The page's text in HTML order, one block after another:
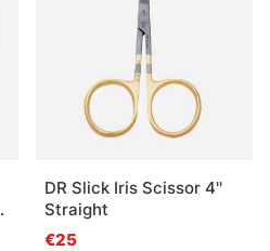
DR Slick Iris Scissor 4''
Straight
€25